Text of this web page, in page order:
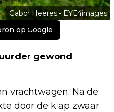
Gabor Heeres - EYE4images
op Google
gewond
vrachtwagen. Na de
door de klap zwaar